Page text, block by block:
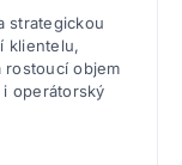
strategickou
klientelu,
rostoucí objem
operátorský